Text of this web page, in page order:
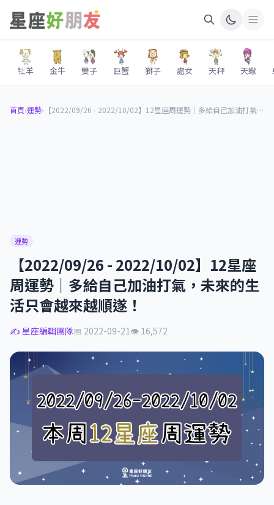
牡羊 金牛 雙子 巨蟹 獅子 處女 天秤 天蠍
首頁›運勢› 【2022/09/26 - 2022/10/02】12星座周運勢｜多給自己加油打氣，未來的生活只會越來越順遂！
運勢
【2022/09/26 - 2022/10/02】12星座
周運勢｜多給自己加油打氣，未來的生
活只會越來越順遂！
✍️ 星座編輯團隊📅 2022-09-21👁 16,572